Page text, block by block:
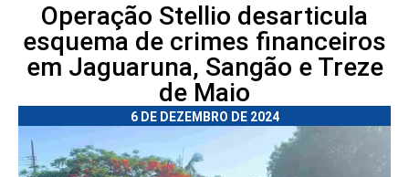
Operação Stellio desarticula
esquema de crimes financeiros
em Jaguaruna, Sangão e Treze
de Maio
6 DE DEZEMBRO DE 2024